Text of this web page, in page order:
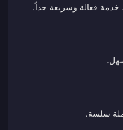
فعالة وسريعة جداً.
سلسة.